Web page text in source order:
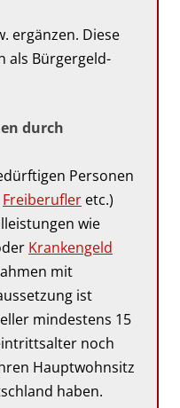
ergänzen. Diese
als Bürgergeld-
durch
Personen
Freiberufler etc.)
wie
Krankengeld
mit
ist
mindestens 15
noch
Hauptwohnsitz
haben.